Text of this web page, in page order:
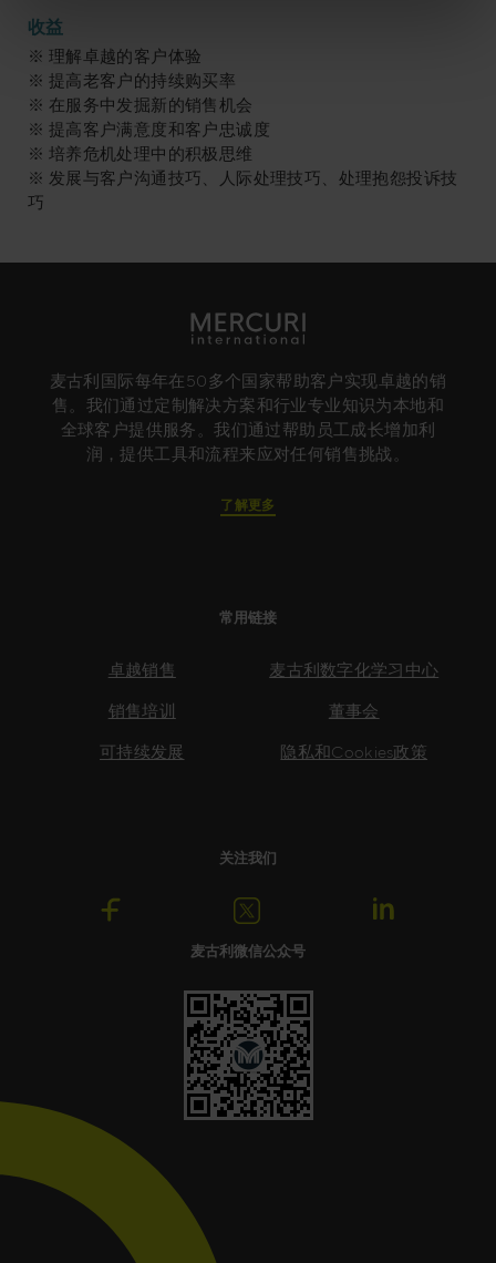
收益
※ 理解卓越的客户体验
※ 提高老客户的持续购买率
※ 在服务中发掘新的销售机会
※ 提高客户满意度和客户忠诚度
※ 培养危机处理中的积极思维
※ 发展与客户沟通技巧、人际处理技巧、处理抱怨投诉技
巧
麦古利国际每年在50多个国家帮助客户实现卓越的销
售。我们通过定制解决方案和行业专业知识为本地和
全球客户提供服务。我们通过帮助员工成长增加利
润，提供工具和流程来应对任何销售挑战。
了解更多
常用链接
卓越销售
销售培训
可持续发展
麦古利数字化学习中心
董事会
隐私和Cookies政策
关注我们
麦古利微信公众号